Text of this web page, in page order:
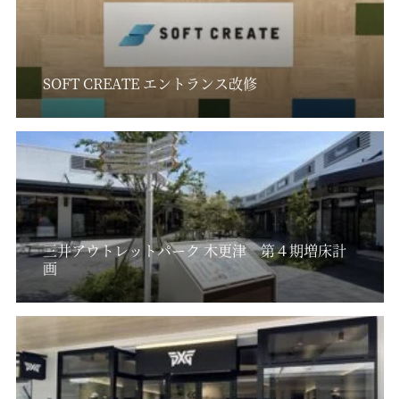
SOFT CREATE エントランス改修
三井アウトレットパーク 木更津 第４期増床計
画